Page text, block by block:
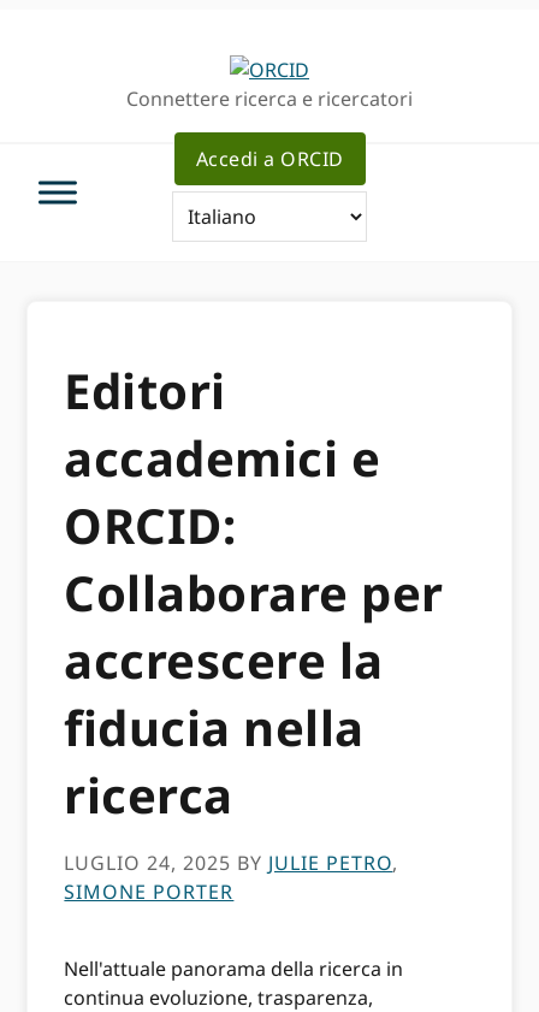
Connettere ricerca e ricercatori
Accedi a ORCID
Editori
accademici e
ORCID:
Collaborare per
accrescere la
fiducia nella
ricerca
LUGLIO 24, 2025 BY JULIE PETRO,
SIMONE PORTER
Nell'attuale panorama della ricerca in
continua evoluzione, trasparenza,